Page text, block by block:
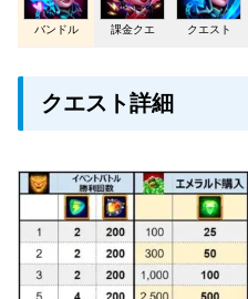
バンドル 課金クエ クエスト
クエスト詳細